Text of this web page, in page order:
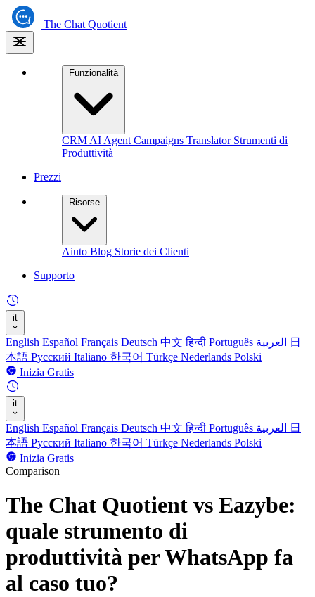
The Chat Quotient
Funzionalità
CRM AI Agent Campaigns Translator Strumenti di
Produttività
Prezzi
Risorse
Aiuto Blog Storie dei Clienti
Supporto
it
English Español Français Deutsch 中文हिन्दी Português
日
本語 Русский Italiano 한국어 Türkçe Nederlands Polski
Inizia Gratis
it
English Español Français Deutsch 中文हिन्दी Português
日
本語 Русский Italiano 한국어 Türkçe Nederlands Polski
Inizia Gratis
Comparison
The Chat Quotient vs Eazybe:
quale strumento di
produttività per WhatsApp fa
al caso tuo?